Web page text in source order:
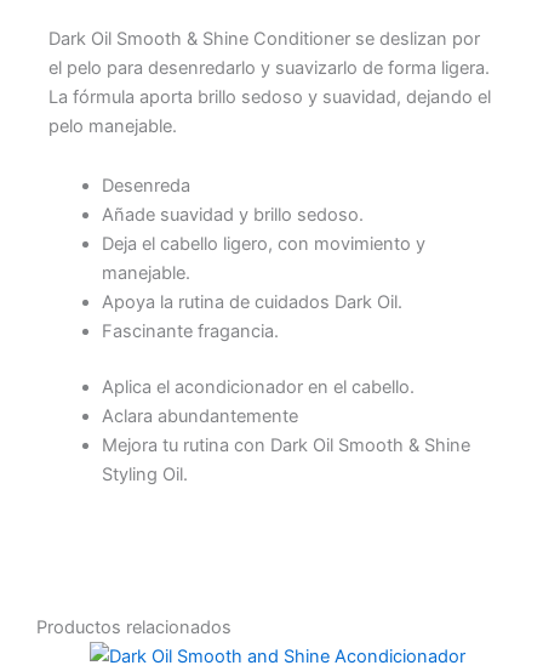
Dark Oil Smooth & Shine Conditioner se deslizan por
el pelo para desenredarlo y suavizarlo de forma ligera.
La fórmula aporta brillo sedoso y suavidad, dejando el
pelo manejable.
Desenreda
Añade suavidad y brillo sedoso.
Deja el cabello ligero, con movimiento y
manejable.
Apoya la rutina de cuidados Dark Oil.
Fascinante fragancia.
Aplica el acondicionador en el cabello.
Aclara abundantemente
Mejora tu rutina con Dark Oil Smooth & Shine
Styling Oil.
Productos relacionados